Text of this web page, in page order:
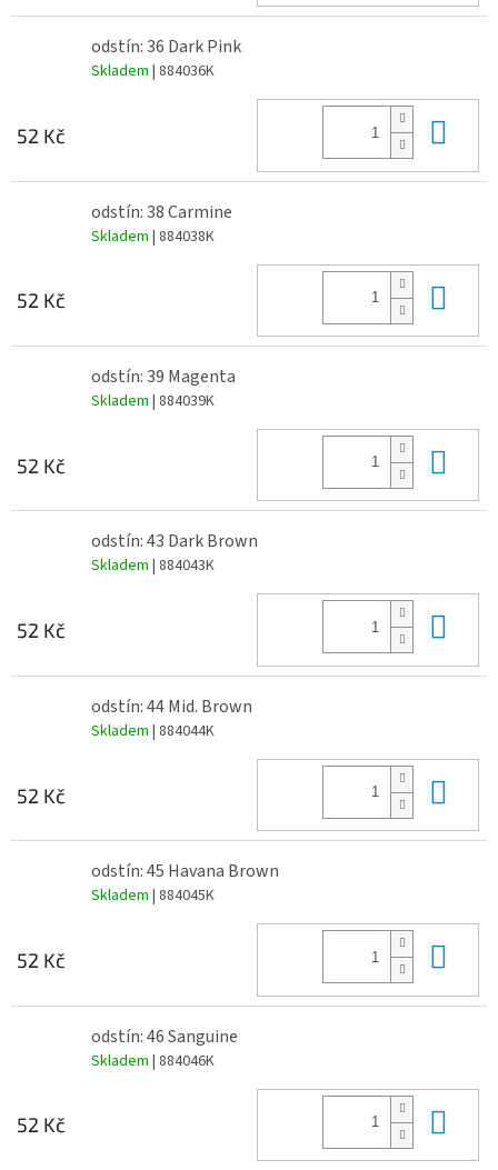
odstín: 36 Dark Pink
Skladem | 884036K
52 Kč
odstín: 38 Carmine
Skladem | 884038K
52 Kč
odstín: 39 Magenta
Skladem | 884039K
52 Kč
odstín: 43 Dark Brown
Skladem | 884043K
52 Kč
odstín: 44 Mid. Brown
Skladem | 884044K
52 Kč
odstín: 45 Havana Brown
Skladem | 884045K
52 Kč
odstín: 46 Sanguine
Skladem | 884046K
52 Kč